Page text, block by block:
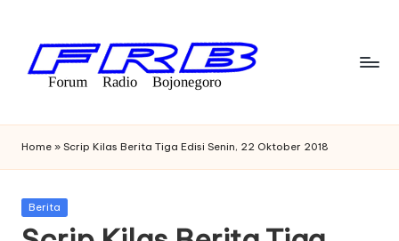
content
F
o
r
u
Bojonegoro
Home » Scrip Kilas Berita Tiga Edisi Senin, 22 Oktober 2018
Posted
Berita